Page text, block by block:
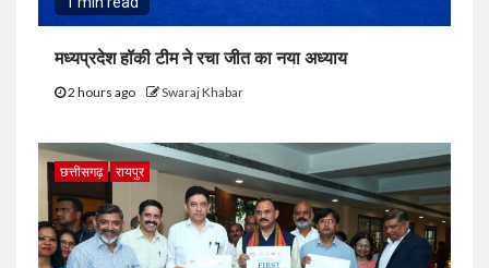
मध्यप्रदेश हॉकी टीम ने रचा जीत का नया अध्याय
2 hours ago Swaraj Khabar
छत्तीसगढ़ रायपुर